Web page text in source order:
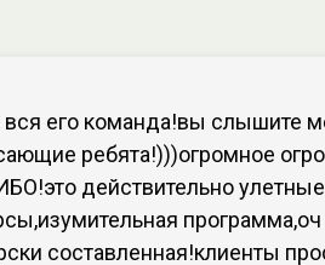
вся его команда!вы слышите
ребята!)))огромное
действительно улетные
составленная!клиенты